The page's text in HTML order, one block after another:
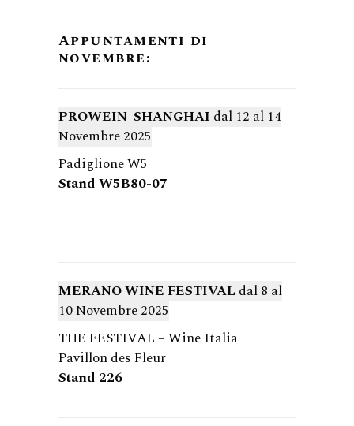
Appuntamenti di
novembre:
PROWEIN SHANGHAI dal 12 al 14
Novembre 2025
Padiglione W5
Stand W5B80-07
MERANO WINE FESTIVAL dal 8 al
10 Novembre 2025
THE FESTIVAL – Wine Italia
Pavillon des Fleur
Stand 226